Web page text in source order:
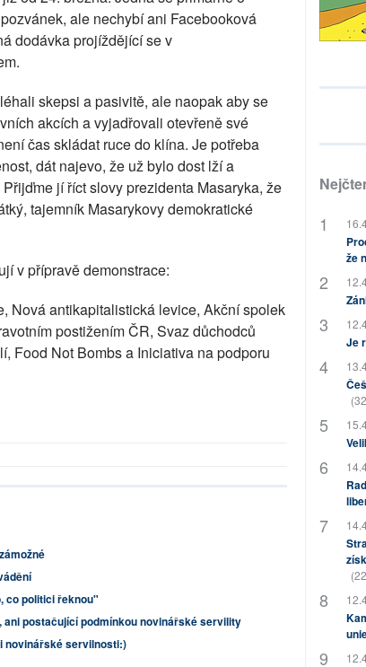
ale nechybí ani Facebooková
dodávka projíždějící se v
skepsi a pasivitě, ale naopak aby se
akcích a vyjadřovali otevřeně své
čas skládat ruce do klína. Je potřeba
dát najevo, že už bylo dost lží a
jí říct slovy prezidenta Masaryka, že
tajemník Masarykovy demokratické
v přípravě demonstrace:
Nová antikapitalistická levice, Akční spolek
postižením ČR, Svaz důchodců
Food Not Bombs a Iniciativa na podporu
co politici řeknou"
ani postačující podmínkou novinářské servility
novinářské servilnosti:)
že
Je